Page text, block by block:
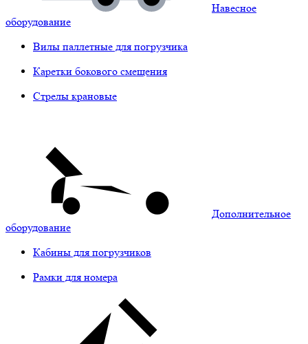
Навесное
оборудование
Вилы паллетные для погрузчика
Каретки бокового смещения
Стрелы крановые
Дополнительное
оборудование
Кабины для погрузчиков
Рамки для номера